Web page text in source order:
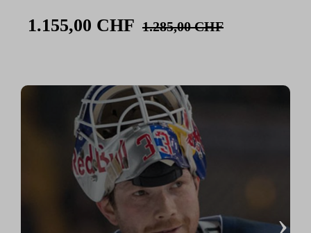
1.155,00 CHF 1.285,00 CHF
›